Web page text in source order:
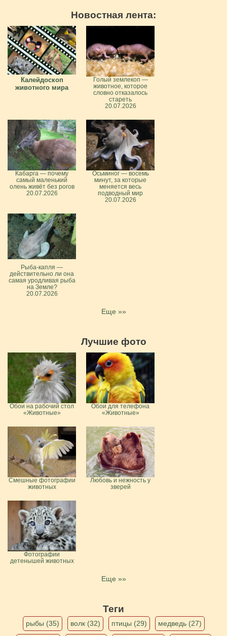
Новостная лента:
Калейдоскоп
животного мира
Голый землекоп —
животное, которое
словно отказалось
стареть
20.07.2026
Кабарга — почему
самый маленький
олень живёт без рогов
20.07.2026
Осьминог — восемь
минут, за которые
меняется весь
подводный мир
20.07.2026
Рыба-капля —
действительно ли она
самая уродливая рыба
на Земле?
20.07.2026
Еще »»
Лучшие фото
Обои на рабочий стол
«Животные»
Обои для телефона
«Животные»
Смешные фотографии
животных
Любовь и нежность у
зверей
Фотографии
детенышей животных
Еще »»
Теги
рыбы (35) волк (32) птицы (29) медведь (27)